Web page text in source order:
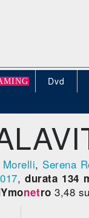
Dvd
, Serena
,durata 134
netro 3,48